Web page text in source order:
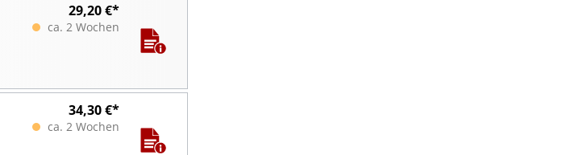
29,20 €*
ca. 2 Wochen
34,30 €*
ca. 2 Wochen